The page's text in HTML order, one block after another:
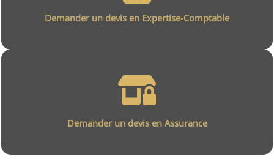
Demander un devis en Expertise-Comptable
Demander un devis en Assurance